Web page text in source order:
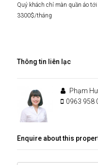
Quý khách chỉ màn quần áo
3300$/tháng
Thông tin liên lạc
Phạm
0963 958
Enquire about this